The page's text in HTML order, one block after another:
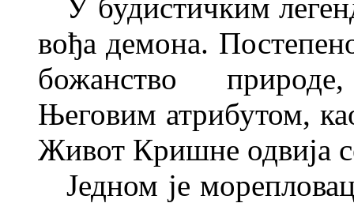
У будистичким
вођа демона.
божанство
Његовим атрибутом,
Живот Кришне одвија
Једном је